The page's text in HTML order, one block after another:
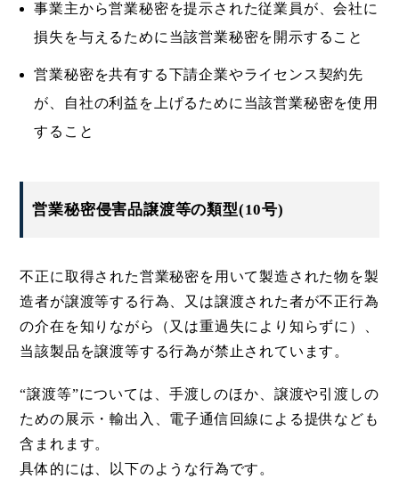
事業主から営業秘密を提示された従業員が、会社に
損失を与えるために当該営業秘密を開示すること
営業秘密を共有する下請企業やライセンス契約先
が、自社の利益を上げるために当該営業秘密を使用
すること
営業秘密侵害品譲渡等の類型(10号)
不正に取得された営業秘密を用いて製造された物を製
造者が譲渡等する行為、又は譲渡された者が不正行為
の介在を知りながら（又は重過失により知らずに）、
当該製品を譲渡等する行為が禁止されています。
“譲渡等”については、手渡しのほか、譲渡や引渡しの
ための展示・輸出入、電子通信回線による提供なども
含まれます。
具体的には、以下のような行為です。